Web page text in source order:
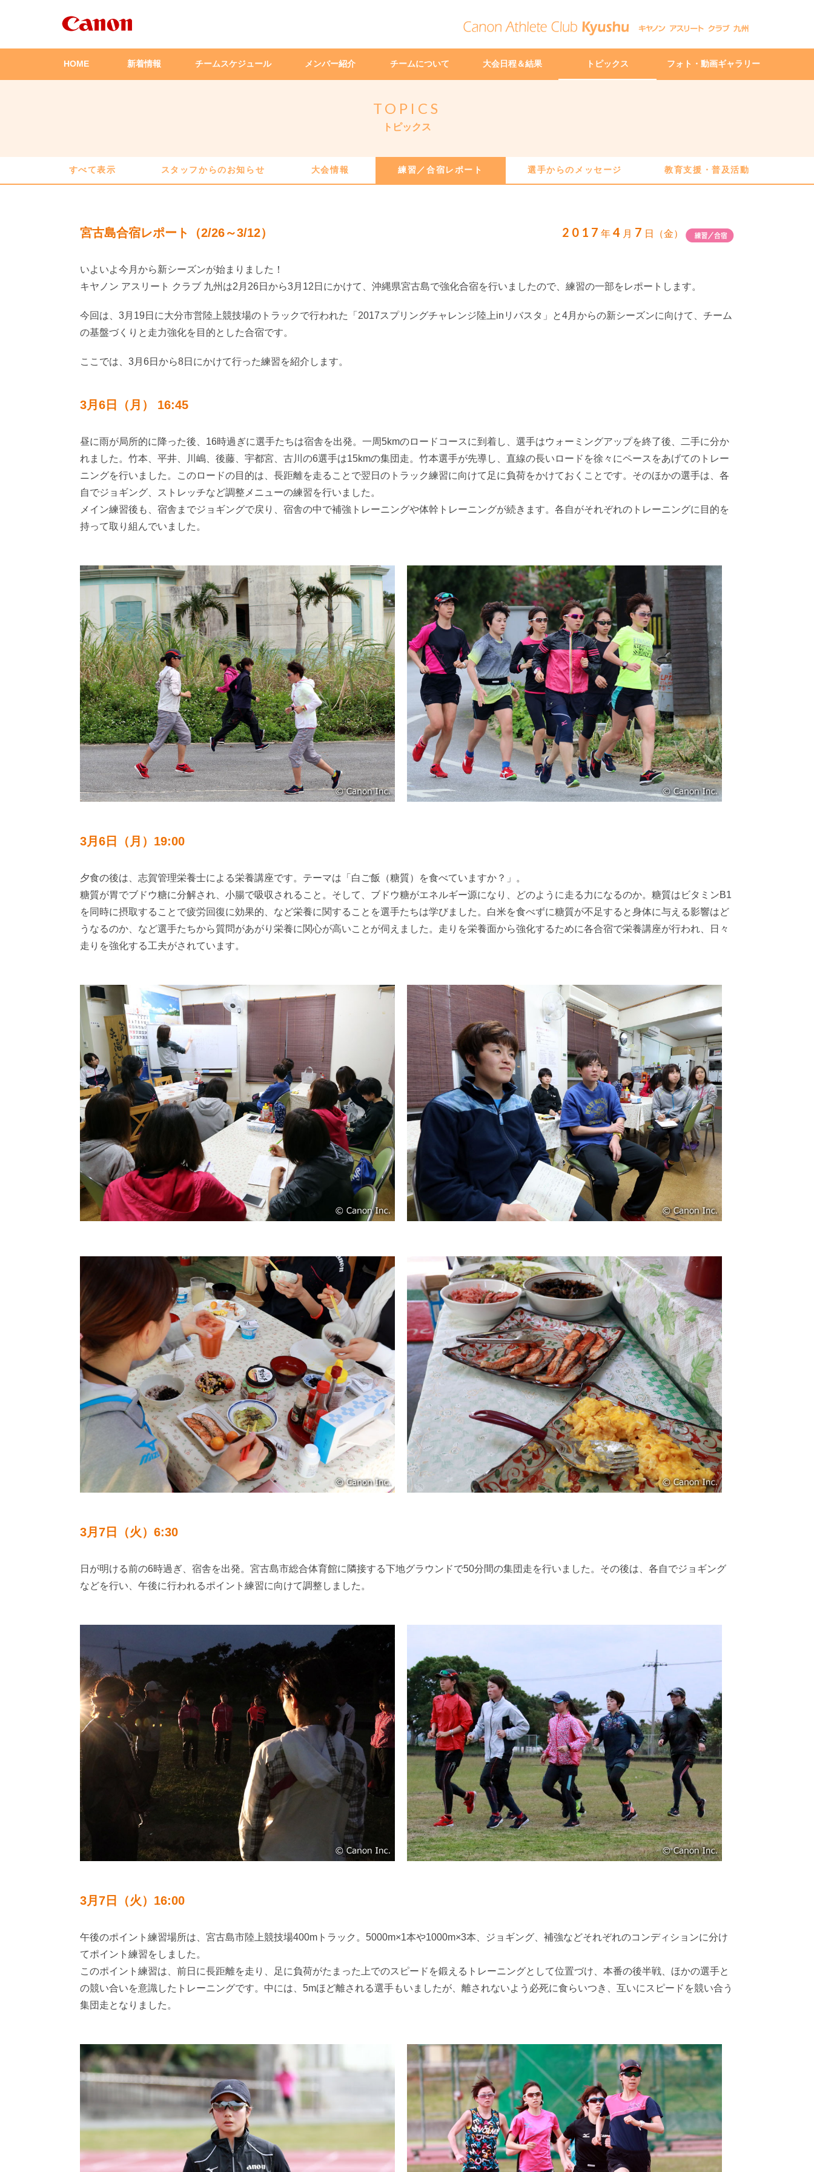
HOME 新着情報 チームスケジュール メンバー紹介 チームについて 大会日程＆結果 トピックス フォト・動画ギャラリー
TOPICS
トピックス
すべて表示 スタッフからのお知らせ 大会情報 練習／合宿レポート 選手からのメッセージ 教育支援・普及活動
宮古島合宿レポート（2/26～3/12） 2017 年 4 月 7 日（金）
いよいよ今月から新シーズンが始まりました！
キヤノン アスリート クラブ 九州は2月26日から3月12日にかけて、沖縄県宮古島で強化合宿を行いましたので、練習の一部をレポートします。
今回は、3月19日に大分市営陸上競技場のトラックで行われた「2017スプリングチャレンジ陸上inリバスタ」と4月からの新シーズンに向けて、チーム
の基盤づくりと走力強化を目的とした合宿です。
ここでは、3月6日から8日にかけて行った練習を紹介します。
3月6日（月） 16:45
昼に雨が局所的に降った後、16時過ぎに選手たちは宿舎を出発。一周5kmのロードコースに到着し、選手はウォーミングアップを終了後、二手に分か
れました。竹本、平井、川嶋、後藤、宇都宮、古川の6選手は15kmの集団走。竹本選手が先導し、直線の長いロードを徐々にペースをあげてのトレー
ニングを行いました。このロードの目的は、長距離を走ることで翌日のトラック練習に向けて足に負荷をかけておくことです。そのほかの選手は、各
自でジョギング、ストレッチなど調整メニューの練習を行いました。
メイン練習後も、宿舎までジョギングで戻り、宿舎の中で補強トレーニングや体幹トレーニングが続きます。各自がそれぞれのトレーニングに目的を
持って取り組んでいました。
3月6日（月）19:00
夕食の後は、志賀管理栄養士による栄養講座です。テーマは「白ご飯（糖質）を食べていますか？」。
糖質が胃でブドウ糖に分解され、小腸で吸収されること。そして、ブドウ糖がエネルギー源になり、どのように走る力になるのか。糖質はビタミンB1
を同時に摂取することで疲労回復に効果的、など栄養に関することを選手たちは学びました。白米を食べずに糖質が不足すると身体に与える影響はど
うなるのか、など選手たちから質問があがり栄養に関心が高いことが伺えました。走りを栄養面から強化するために各合宿で栄養講座が行われ、日々
走りを強化する工夫がされています。
3月7日（火）6:30
日が明ける前の6時過ぎ、宿舎を出発。宮古島市総合体育館に隣接する下地グラウンドで50分間の集団走を行いました。その後は、各自でジョギング
などを行い、午後に行われるポイント練習に向けて調整しました。
3月7日（火）16:00
午後のポイント練習場所は、宮古島市陸上競技場400mトラック。5000m×1本や1000m×3本、ジョギング、補強などそれぞれのコンディションに分け
てポイント練習をしました。
このポイント練習は、前日に長距離を走り、足に負荷がたまった上でのスピードを鍛えるトレーニングとして位置づけ、本番の後半戦、ほかの選手と
の競い合いを意識したトレーニングです。中には、5mほど離される選手もいましたが、離されないよう必死に食らいつき、互いにスピードを競い合う
集団走となりました。